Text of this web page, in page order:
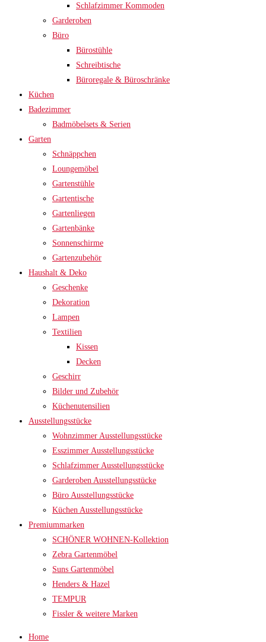
Schlafzimmer Kommoden
Garderoben
Büro
Bürostühle
Schreibtische
Büroregale & Büroschränke
Küchen
Badezimmer
Badmöbelsets & Serien
Garten
Schnäppchen
Loungemöbel
Gartenstühle
Gartentische
Gartenliegen
Gartenbänke
Sonnenschirme
Gartenzubehör
Haushalt & Deko
Geschenke
Dekoration
Lampen
Textilien
Kissen
Decken
Geschirr
Bilder und Zubehör
Küchenutensilien
Ausstellungsstücke
Wohnzimmer Ausstellungsstücke
Esszimmer Ausstellungsstücke
Schlafzimmer Ausstellungsstücke
Garderoben Ausstellungsstücke
Büro Ausstellungsstücke
Küchen Ausstellungsstücke
Premiummarken
SCHÖNER WOHNEN-Kollektion
Zebra Gartenmöbel
Suns Gartenmöbel
Henders & Hazel
TEMPUR
Fissler & weitere Marken
Home